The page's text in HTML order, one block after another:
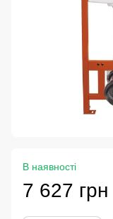
В наявності
7 627 грн